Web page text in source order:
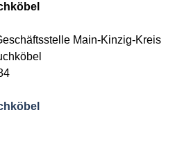
Main-Kinzig-Kreis